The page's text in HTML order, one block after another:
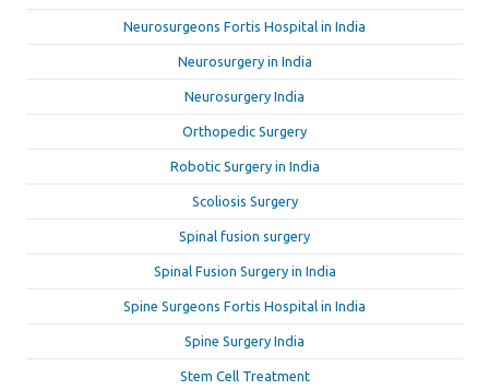
Neurosurgeons Fortis Hospital in India
Neurosurgery in India
Neurosurgery India
Orthopedic Surgery
Robotic Surgery in India
Scoliosis Surgery
Spinal fusion surgery
Spinal Fusion Surgery in India
Spine Surgeons Fortis Hospital in India
Spine Surgery India
Stem Cell Treatment